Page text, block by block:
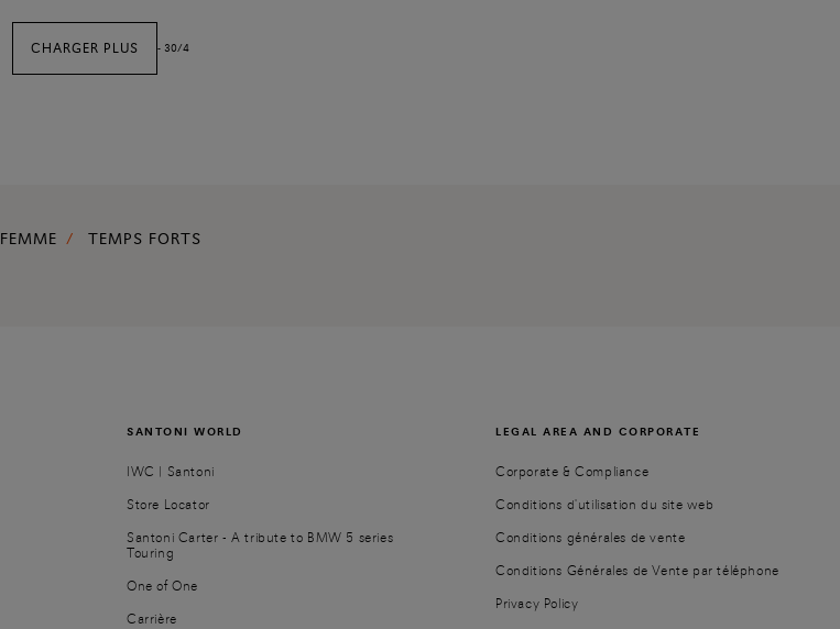
CHARGER PLUS - 30/4
FEMME TEMPS FORTS
SANTONI WORLD
IWC | Santoni
Store Locator
Santoni Carter - A tribute to BMW 5 series
Touring
One of One
Carrière
LEGAL AREA AND CORPORATE
Corporate & Compliance
Conditions d'utilisation du site web
Conditions générales de vente
Conditions Générales de Vente par téléphone
Privacy Policy